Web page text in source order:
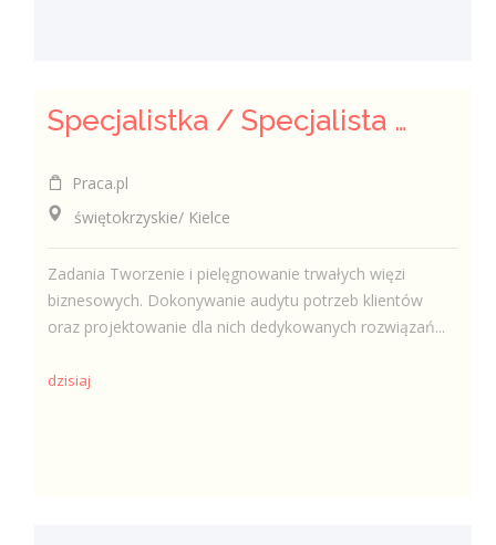
Specjalistka / Specjalista ds. Sprzedaży ubezpieczeń
Praca.pl
świętokrzyskie/ Kielce
Zadania Tworzenie i pielęgnowanie trwałych więzi
biznesowych. Dokonywanie audytu potrzeb klientów
oraz projektowanie dla nich dedykowanych rozwiązań...
dzisiaj